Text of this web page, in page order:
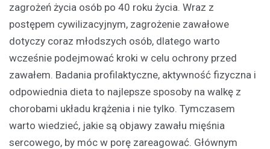
zagrożeń życia osób po 40 roku życia. Wraz z
postępem cywilizacyjnym, zagrożenie zawałowe
dotyczy coraz młodszych osób, dlatego warto
wcześnie podejmować kroki w celu ochrony przed
zawałem. Badania profilaktyczne, aktywność fizyczna i
odpowiednia dieta to najlepsze sposoby na walkę z
chorobami układu krążenia i nie tylko. Tymczasem
warto wiedzieć, jakie są objawy zawału mięśnia
sercowego, by móc w porę zareagować. Głównym